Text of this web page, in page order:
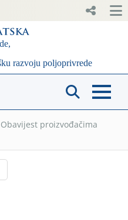
Obavijest proizvođačima